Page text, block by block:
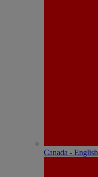
Canada - English